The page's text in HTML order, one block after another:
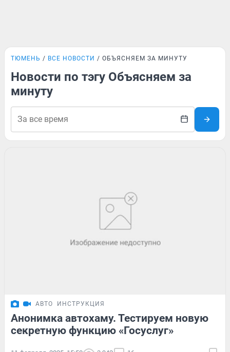
ТЮМЕНЬ ВСЕ НОВОСТИ ОБЪЯСНЯЕМ ЗА МИНУТУ
Новости по тэгу Объясняем за
минуту
АВТО ИНСТРУКЦИЯ
Анонимка автохаму. Тестируем новую
секретную функцию «Госуслуг»